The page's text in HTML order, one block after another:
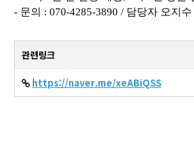
- 문의 : 070-4285-3890 / 담당자 오지수
관련링크
https://naver.me/xeABiQSS